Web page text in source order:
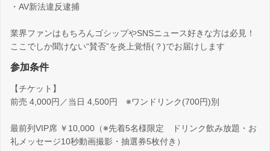
・AV新法違反逮捕
業界ファンはもちろんゴシップやSNSニュース好きな方は必見！
ここでしか聞けない“賛否”を炎上覚悟(？)でお届けします
参加条件
【チケット】
前売 4,000円／当日 4,500円 ※ワンドリンク(700円)別
最前列VIP席 ￥10,000（※先着5名様限定 ドリンク飲み放題・お
礼メッセージ10秒動画撮影・抽選券5枚付き）